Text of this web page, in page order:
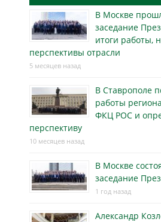
В Москве
заседание
итоги работы,
перспективы отрасли
5 месяцев назад
В Ставрополе
работы
ФКЦ РОС и
перспективу
10 месяцев назад
В Москве
заседание
1 год назад
Александр